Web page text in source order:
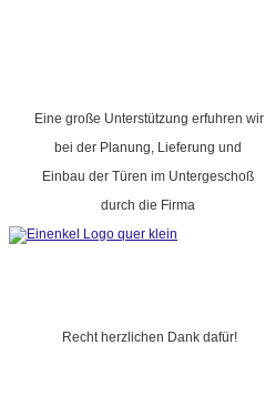
Eine große Unterstützung erfuhren wir
bei der Planung, Lieferung und
Einbau der Türen im Untergeschoß
durch die Firma
Recht herzlichen Dank dafür!